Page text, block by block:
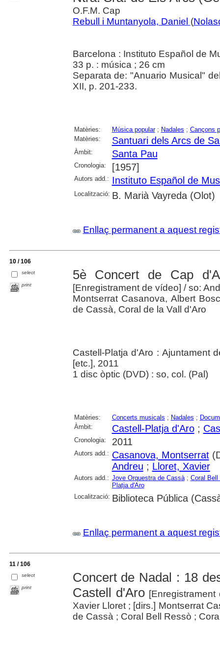
O.F.M. Cap
Rebull i Muntanyola, Daniel (
Barcelona : Instituto Español de
33 p. : música ; 26 cm
Separata de: "Anuario Musical"
XII, p. 201-233.
Matèries: Música popular; Nadales ; Cançons
Matèries:
Santuari dels Arcs de
Àmbit: Santa Pau
Cronologia: [1957]
Autors add.: Instituto Español de
Localització: B. Marià Vayreda (Olot)
Enllaç permanent a aquest
10 / 106
select
print
5è Concert de Cap
[Enregistrament de vídeo]/ so:
Montserrat Casanova, Albert
de Cassà, Coral de la Vall d'Aro
Castell-Platja d'Aro : Ajuntament
[etc.], 2011
1 disc òptic (DVD) : so, col. (Pal)
Matèries: Concerts musicals ; Nadales ;
Àmbit:
Castell-Platja d'Aro;
Cronologia: 2011
Autors add.: Casanova, Montserrat
Andreu ; Lloret, Xavier
Autors add.: Jove Orquestra de Cassà; Coral Bell
Platja d'Aro
Localització: Biblioteca Pública
Enllaç permanent a aquest
11 / 106
select
print
Concert de Nadal : 18
Castell d'Aro
Xavier Lloret ; [dirs.] Montserrat
de Cassà ; Coral Bell Ressò ;